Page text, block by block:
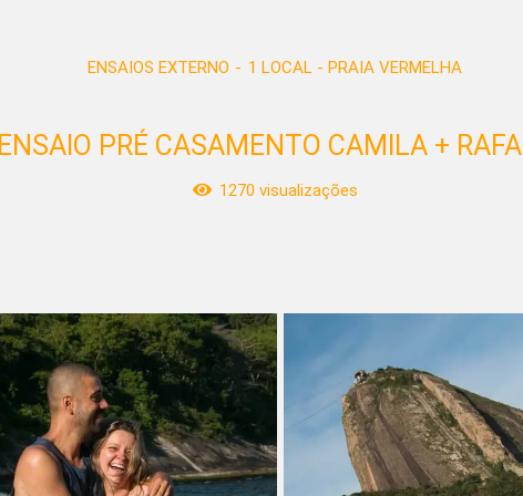
ENSAIOS EXTERNO 1 LOCAL - PRAIA VERMELHA
ENSAIO PRÉ CASAMENTO CAMILA +
1270 visualizações